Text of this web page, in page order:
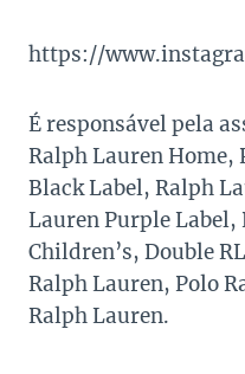
https://
É responsável pela
Ralph Lauren Home,
Black Label, Ralph
Lauren Purple Label,
Children’s, Double
Ralph Lauren, Polo
Ralph Lauren.